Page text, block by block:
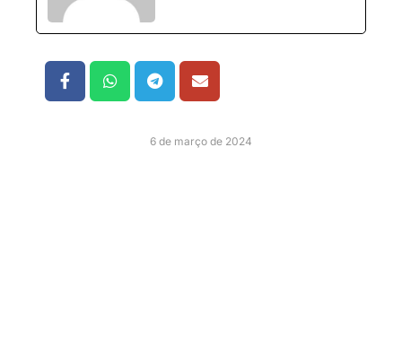
6 de março de 2024